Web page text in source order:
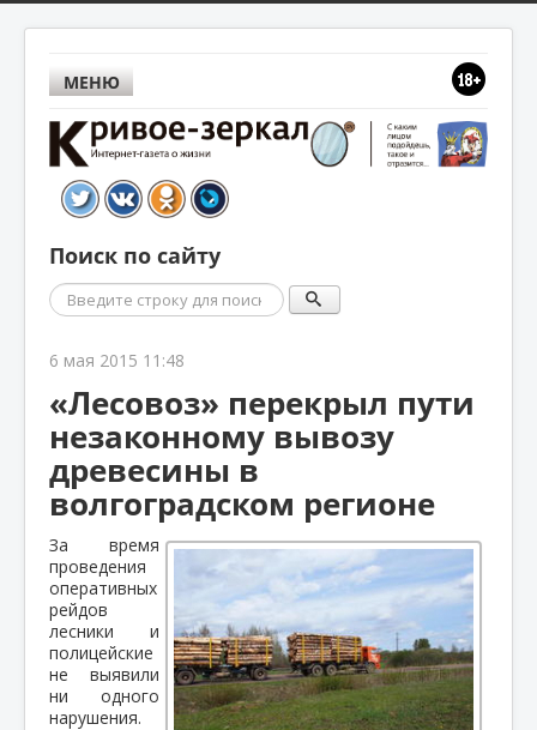
МЕНЮ
Поиск по сайту
Поиск
6 мая 2015 11:48
«Лесовоз» перекрыл пути
незаконному вывозу
древесины в
волгоградском регионе
За время
проведения
оперативных
рейдов
лесники и
полицейские
не выявили
ни одного
нарушения.